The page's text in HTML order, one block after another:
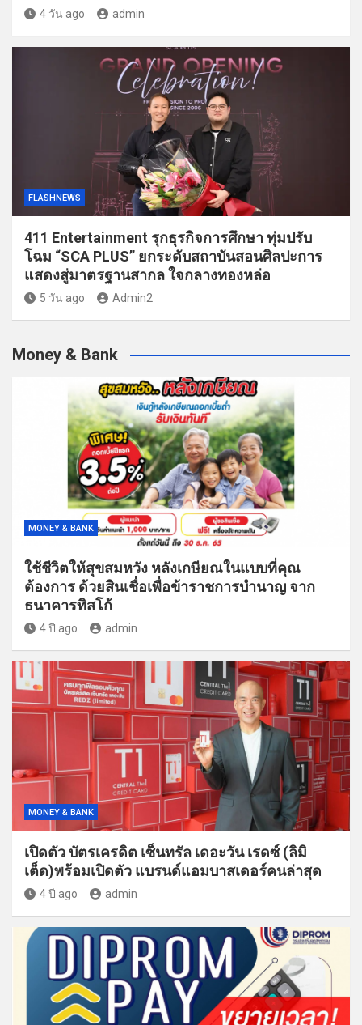
4 วัน ago admin
FLASHNEWS
411 Entertainment รุกธุรกิจการศึกษา ทุ่มปรับ
โฉม “SCA PLUS” ยกระดับสถาบันสอนศิลปะการ
แสดงสู่มาตรฐานสากล ใจกลางทองหล่อ
5 วัน ago Admin2
Money & Bank
MONEY & BANK
ใช้ชีวิตให้สุขสมหวัง หลังเกษียณในแบบที่คุณ
ต้องการ ด้วยสินเชื่อเพื่อข้าราชการบำนาญ จาก
ธนาคารทิสโก้
4 ปี ago admin
MONEY & BANK
เปิดตัว บัตรเครดิต เซ็นทรัล เดอะวัน เรดซ์ (ลิมิ
เต็ด)พร้อมเปิดตัว แบรนด์แอมบาสเดอร์คนล่าสุด
4 ปี ago admin